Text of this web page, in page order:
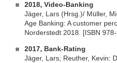
2018, Video-Banking
Jäger, Lars (Hrsg.)/ Müller,
Age Banking: A customer
Norderstedt 2018. [ISBN
2017, Bank-Rating
Jäger, Lars; Reuther, Kevin: